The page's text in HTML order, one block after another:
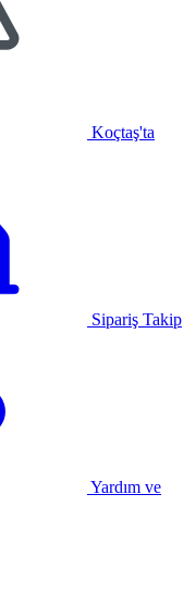
Koçtaş'ta
Sipariş Takip
Yardım ve